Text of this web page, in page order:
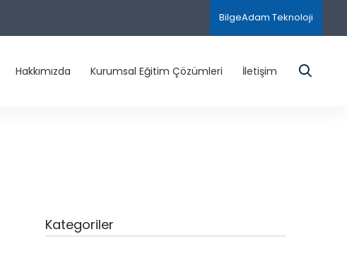
BilgeAdam Teknoloji
Hakkımızda Kurumsal Eğitim Çözümleri İletişim
Kategoriler